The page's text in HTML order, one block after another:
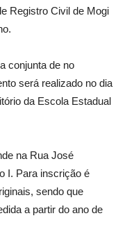
Registro Civil de Mogi
conjunta de no
será realizado no dia
da Escola Estadual
na Rua José
I. Para inscrição é
sendo que
a partir do ano de